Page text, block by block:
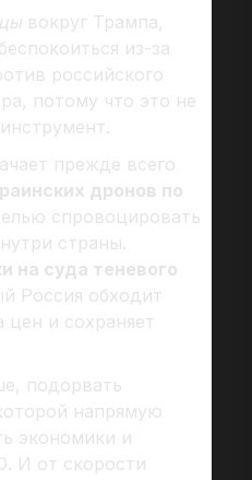
вокруг Трампа,
из-за
российского
потому что это не
прежде всего
дронов по
спровоцировать
страны.
на суда теневого
Россия обходит
цен и сохраняет
подорвать
напрямую
экономики и
И от скорости